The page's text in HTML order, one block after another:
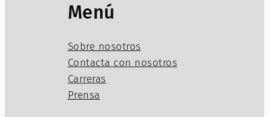
Menú
Sobre nosotros
Contacta con nosotros
Carreras
Prensa